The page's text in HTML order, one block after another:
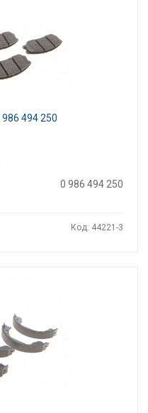
494 250
0 986 494 250
Код: 44221-3